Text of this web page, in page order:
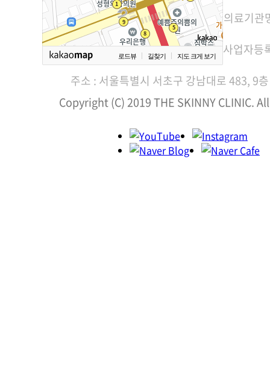
로드뷰 길찾기 지도 크게 보기
의료기관
사업자등
주소 : 서울특별시 서초구 강남대로 483, 9
Copyright (C) 2019 THE SKINNY CLINIC.